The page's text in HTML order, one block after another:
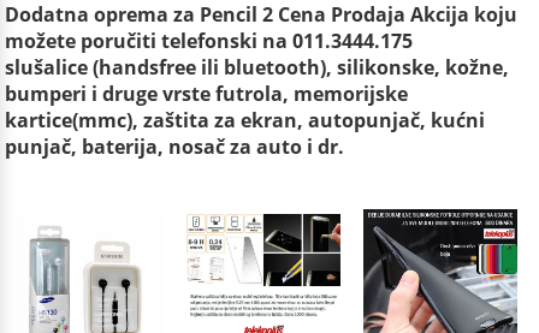
Dodatna oprema za Pencil 2 Cena Prodaja Akcija koju
možete poručiti telefonski na 011.3444.175
slušalice (handsfree ili bluetooth), silikonske, kožne,
bumperi i druge vrste futrola, memorijske
kartice(mmc), zaštita za ekran, autopunjač, kućni
punjač, baterija, nosač za auto i dr.